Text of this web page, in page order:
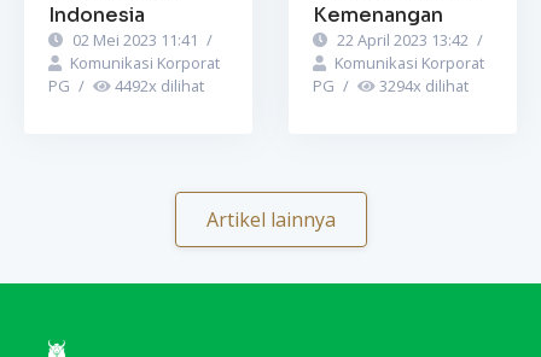
Indonesia
02 Mei 2023 11:41 /
Komunikasi Korporat
PG / 4492x dilihat
Kemenangan
22 April 2023 13:42 /
Komunikasi Korporat
PG / 3294x dilihat
Artikel lainnya